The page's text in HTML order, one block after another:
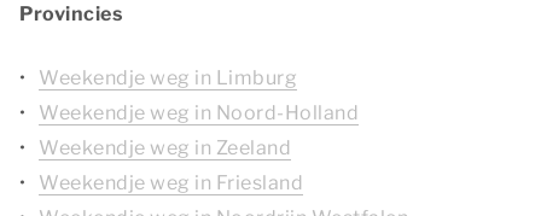
Provincies
Weekendje weg in Limburg
Weekendje weg in Noord-Holland
Weekendje weg in Zeeland
Weekendje weg in Friesland